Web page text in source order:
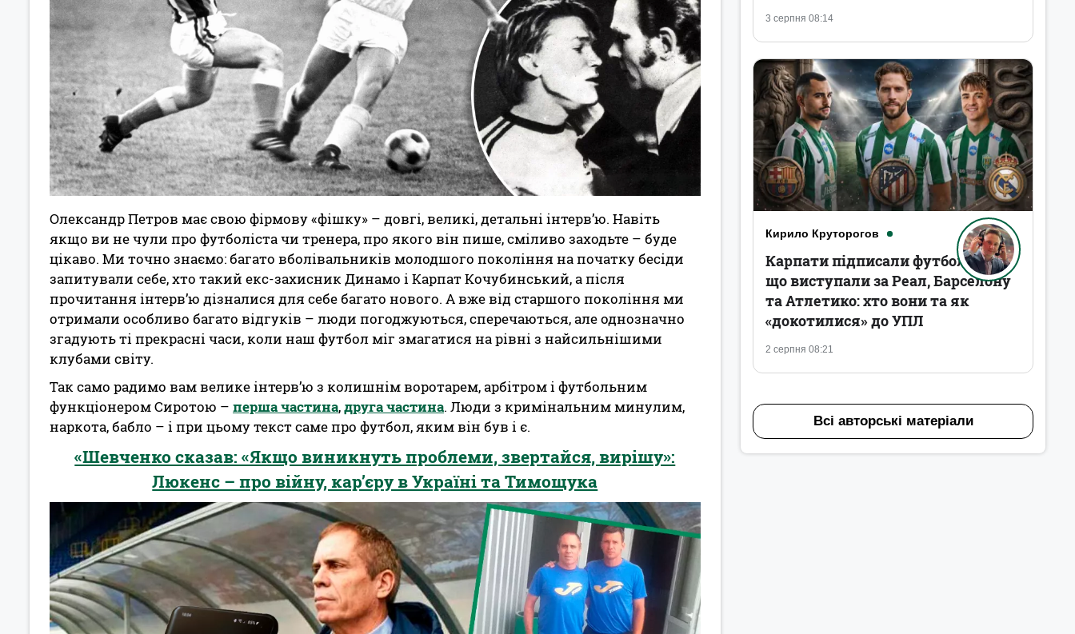
Олександр Петров має свою фірмову «фішку» – довгі, великі, детальні інтерв’ю. Навіть
якщо ви не чули про футболіста чи тренера, про якого він пише, сміливо заходьте – буде
цікаво. Ми точно знаємо: багато вболівальників молодшого покоління на початку бесіди
запитували себе, хто такий екс-захисник Динамо і Карпат Кочубинський, а після
прочитання інтерв’ю дізналися для себе багато нового. А вже від старшого покоління ми
отримали особливо багато відгуків – люди погоджуються, сперечаються, але однозначно
згадують ті прекрасні часи, коли наш футбол міг змагатися на рівні з найсильнішими
клубами світу.
Так само радимо вам велике інтерв’ю з колишнім воротарем, арбітром і футбольним
функціонером Сиротою – перша частина,друга частина. Люди з кримінальним минулим,
наркота, бабло – і при цьому текст саме про футбол, яким він був і є.
«Шевченко сказав: «Якщо виникнуть проблеми, звертайся, вирішу»:
Люкенс – про війну, кар’єру в Україні та Тимощука
3 серпня 08:14
Кирило Круторогов
2 серпня 08:21
Карпати підписали футболістів,
що виступали за Реал, Барселону
та Атлетико: хто вони та як
«докотилися» до УПЛ
Всі авторські матеріали